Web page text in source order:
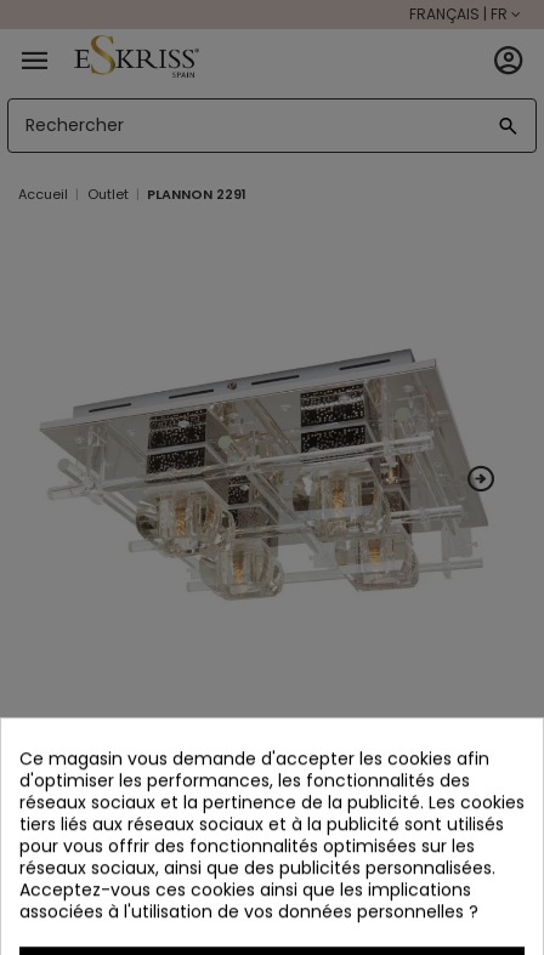
FRANÇAIS | FR
Accueil Outlet PLANNON 2291
PLANNON 2291
Référence 2291
En stock
Ce magasin vous demande d'accepter les cookies afin
d'optimiser les performances, les fonctionnalités des
réseaux sociaux et la pertinence de la publicité. Les cookies
tiers liés aux réseaux sociaux et à la publicité sont utilisés
pour vous offrir des fonctionnalités optimisées sur les
réseaux sociaux, ainsi que des publicités personnalisées.
Acceptez-vous ces cookies ainsi que les implications
associées à l'utilisation de vos données personnelles ?